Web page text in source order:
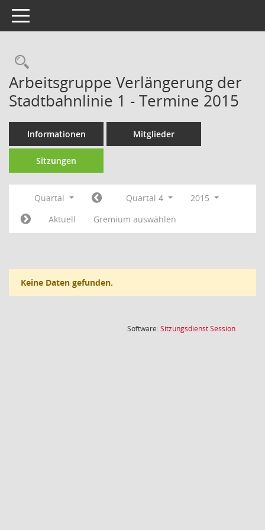
Toggle navigation
Rechercheauswahl
Arbeitsgruppe Verlängerung der
Stadtbahnlinie 1 - Termine 2015
Informationen Mitglieder
Sitzungen
Quartal Quartal 4
2015
Aktuell
Gremium auswählen
Keine Daten gefunden.
Software:SitzungsdienstSession(Wird in